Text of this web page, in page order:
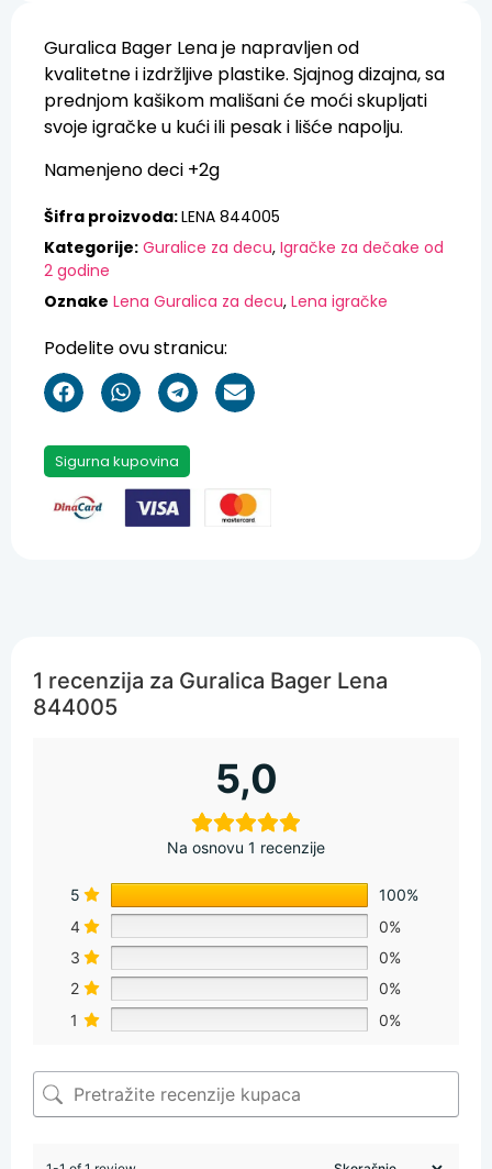
Guralica Bager Lena je napravljen od
kvalitetne i izdržljive plastike. Sjajnog dizajna, sa
prednjom kašikom mališani će moći skupljati
svoje igračke u kući ili pesak i lišće napolju.
Namenjeno deci +2g
Šifra proizvoda:LENA 844005
Kategorije: Guralice za decu, Igračke za dečake od
2 godine
Oznake Lena Guralica za decu, Lena igračke
Podelite ovu stranicu:
Sigurna kupovina
1 recenzija za Guralica Bager Lena
844005
5,0
Na osnovu 1 recenzije
5
100%
4
0%
3
0%
2
0%
1
0%